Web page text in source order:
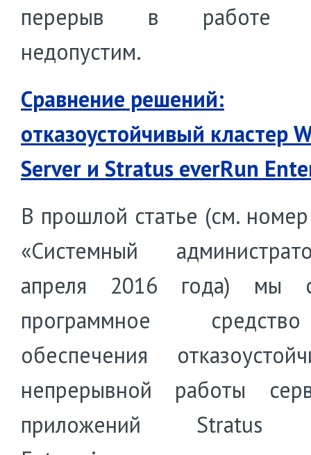
перерыв в работе
недопустим.
Сравнение решений:
отказоустойчивый кластер
Server и Stratus everRun
В прошлой статье (см.
«Системный
апреля 2016 года) мы
программное
обеспечения
непрерывной работы
приложений Stratus